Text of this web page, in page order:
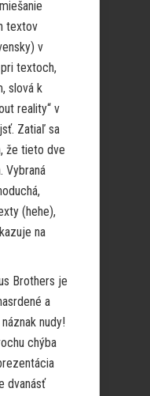
textov
v
textoch,
slová k
reality“ v
Zatiaľ sa
že tieto dve
Vybraná
(hehe),
na
Brothers je
a
nudy!
chýba
dvanásť